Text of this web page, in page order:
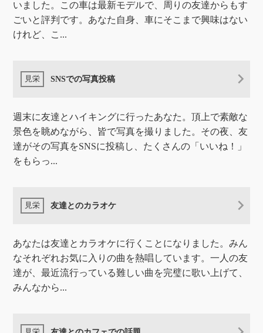
いました。この車は最新モデルで、周りの友達からもす
ごいと評判です。あなた自身、車にそこまで興味はない
けれど、こ...
SNSでの写真投稿
週末に友達とハイキングに行ったあなた。頂上で素敵な
景色を眺めながら、皆で写真を撮りました。その夜、友
達がその写真をSNSに投稿し、たくさんの「いいね！」
をもらっ...
友達とのカラオケ
あなたは友達とカラオケに行くことになりました。みん
なそれぞれお気に入りの曲を熱唱しています。一人の友
達が、最近流行っている難しい曲を完璧に歌い上げて、
みんなから...